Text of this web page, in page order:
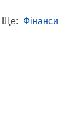
Ще: Фінанси